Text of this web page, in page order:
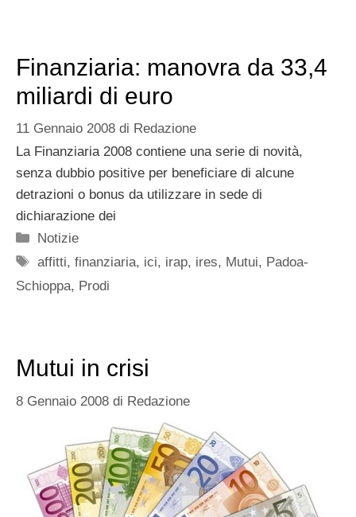
Finanziaria: manovra da 33,4
miliardi di euro
11 Gennaio 2008 di Redazione
La Finanziaria 2008 contiene una serie di novità,
senza dubbio positive per beneficiare di alcune
detrazioni o bonus da utilizzare in sede di
dichiarazione dei
Categorie
Notizie
Tag
affitti,finanziaria, ici, irap, ires, Mutui, Padoa-
Schioppa, Prodi
Mutui in crisi
8 Gennaio 2008 di Redazione